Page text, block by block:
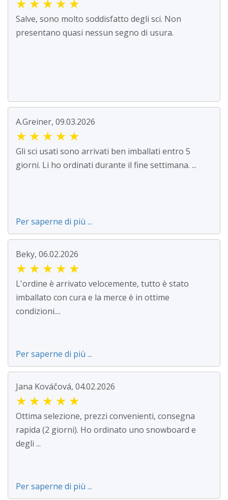
Salve, sono molto soddisfatto degli sci. Non
presentano quasi nessun segno di usura.
A.Greiner, 09.03.2026
★ ★ ★ ★ ★
Gli sci usati sono arrivati ben imballati entro 5
giorni. Li ho ordinati durante il fine settimana. ...
Per saperne di più ...
Beky, 06.02.2026
★ ★ ★ ★ ★
L'ordine è arrivato velocemente, tutto è stato
imballato con cura e la merce è in ottime
condizioni....
Per saperne di più ...
Jana Kováčová, 04.02.2026
★ ★ ★ ★ ★
Ottima selezione, prezzi convenienti, consegna
rapida (2 giorni). Ho ordinato uno snowboard e
degli ...
Per saperne di più ...